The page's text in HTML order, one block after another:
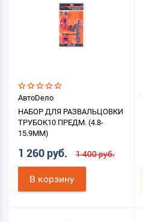
АвтоDело
НАБОР ДЛЯ РАЗВАЛЬЦОВКИ
ТРУБОК10 ПРЕДМ. (4.8-
15.9ММ)
1 260 руб. 1 400 руб.
В корзину